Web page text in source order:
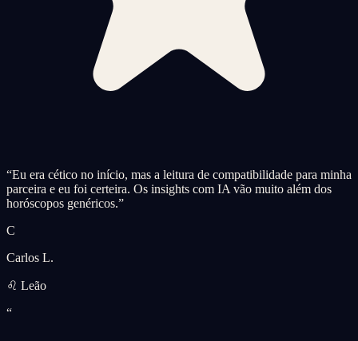
“Eu era cético no início, mas a leitura de compatibilidade para minha
parceira e eu foi certeira. Os insights com IA vão muito além dos
horóscopos genéricos.”
C
Carlos L.
♌ Leão
“